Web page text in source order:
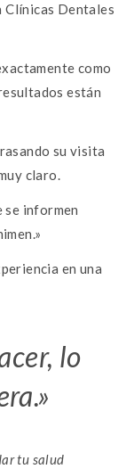
Clínicas Dentales
como
están
su visita
claro.
se informen
en una
lo
tu salud